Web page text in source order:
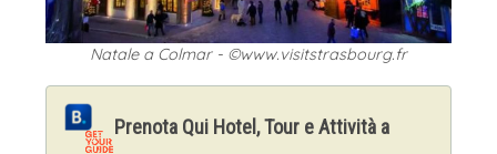
Natale a Colmar - ©www.visitstrasbourg.fr
Prenota Qui Hotel, Tour e Attività a